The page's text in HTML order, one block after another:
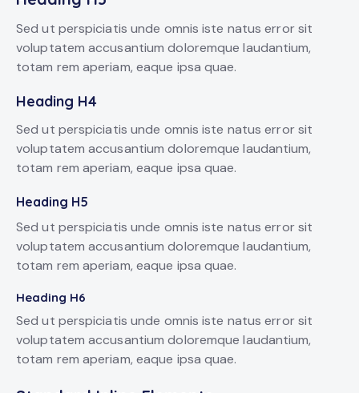
Sed ut perspiciatis unde omnis iste natus error sit
voluptatem accusantium doloremque laudantium,
totam rem aperiam, eaque ipsa quae.
Heading H4
Sed ut perspiciatis unde omnis iste natus error sit
voluptatem accusantium doloremque laudantium,
totam rem aperiam, eaque ipsa quae.
Heading H5
Sed ut perspiciatis unde omnis iste natus error sit
voluptatem accusantium doloremque laudantium,
totam rem aperiam, eaque ipsa quae.
Heading H6
Sed ut perspiciatis unde omnis iste natus error sit
voluptatem accusantium doloremque laudantium,
totam rem aperiam, eaque ipsa quae.